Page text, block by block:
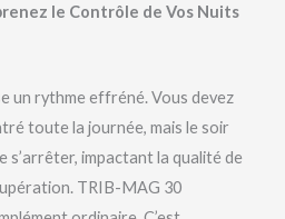
le Contrôle de Vos Nuits
un rythme effréné. Vous devez
toute la journée, mais le soir
impactant la qualité de
TRIB-MAG 30